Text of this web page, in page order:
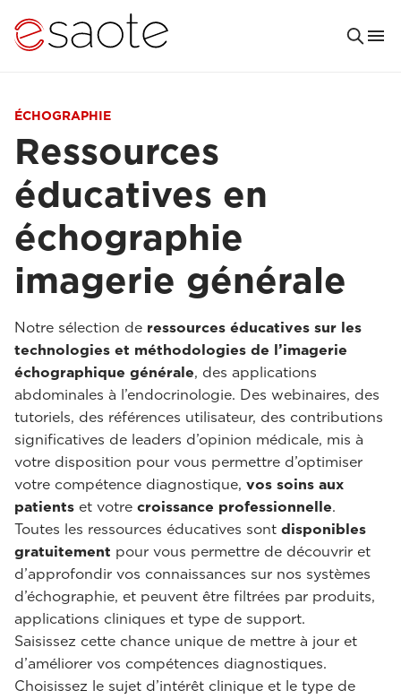
ÉCHOGRAPHIE
Ressources
éducatives en
échographie
imagerie générale
Notre sélection de ressources éducatives sur les
technologies et méthodologies de l’imagerie
échographique générale, des applications
abdominales à l’endocrinologie. Des webinaires, des
tutoriels, des références utilisateur, des contributions
significatives de leaders d’opinion médicale, mis à
votre disposition pour vous permettre d’optimiser
votre compétence diagnostique, vos soins aux
patients et votre croissance professionnelle.
Toutes les ressources éducatives sont disponibles
gratuitement pour vous permettre de découvrir et
d’approfondir vos connaissances sur nos systèmes
d’échographie, et peuvent être filtrées par produits,
applications cliniques et type de support.
Saisissez cette chance unique de mettre à jour et
d’améliorer vos compétences diagnostiques.
Choisissez le sujet d’intérêt clinique et le type de